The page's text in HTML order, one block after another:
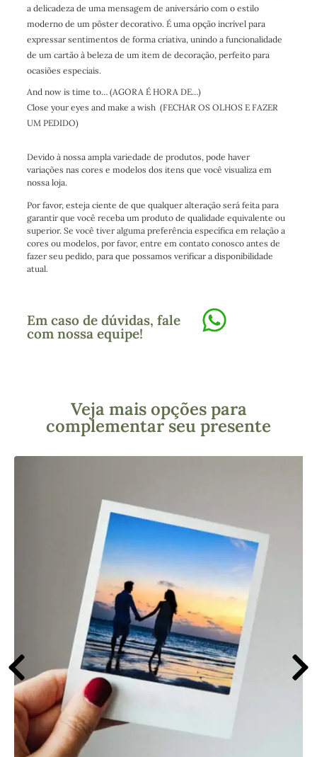
a delicadeza de uma mensagem de aniversário com o estilo
moderno de um pôster decorativo. É uma opção incrível para
expressar sentimentos de forma criativa, unindo a funcionalidade
de um cartão à beleza de um item de decoração, perfeito para
ocasiões especiais.
And now is time to… (AGORA É HORA DE…)
Close your eyes and make a wish (FECHAR OS OLHOS E FAZER
UM PEDIDO)
Devido à nossa ampla variedade de produtos, pode haver
variações nas cores e modelos dos itens que você visualiza em
nossa loja.
Por favor, esteja ciente de que qualquer alteração será feita para
garantir que você receba um produto de qualidade equivalente ou
superior. Se você tiver alguma preferência específica em relação a
cores ou modelos, por favor, entre em contato conosco antes de
fazer seu pedido, para que possamos verificar a disponibilidade
atual.
Em caso de dúvidas, fale
com nossa equipe!
Veja mais opções para
complementar seu presente